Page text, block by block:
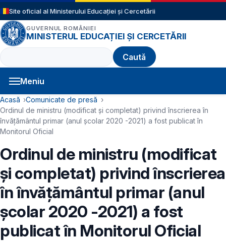
Sari la conținutul principal
Site oficial al Ministerului Educației și Cercetării
GUVERNUL ROMÂNIEI
MINISTERUL EDUCAȚIEI ȘI CERCETĂRII
Caută
Meniu
Navigație principală
Cale de navigare
Acasă
Comunicate de presă
Ordinul de ministru (modificat și completat) privind înscrierea în
învățământul primar (anul școlar 2020 -2021) a fost publicat în
Monitorul Oficial
Ordinul de ministru (modificat
și completat) privind înscrierea
în învățământul primar (anul
școlar 2020 -2021) a fost
publicat în Monitorul Oficial